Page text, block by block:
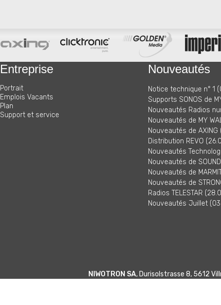
Entreprise
Portrait
Emplois Vacants
Plan
Support et service
Nouveautés
Notice technique n° 1
Supports SONOS de
Nouveautés Radios
Nouveautés de MY
Nouveautés de AXING
Distribution REVO
Nouveautés
Nouveautés de
Nouveautés de
Nouveautés de
Radios TELESTAR
Nouveautés Juillet
NIWOTRON SA, Durisolstrasse 8, 5612